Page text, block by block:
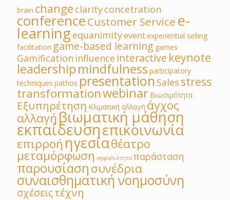
brain change clarityconcetration
conferenceCustomer Service e-
learning equanimityeventexperiential selling
facilitation game-based learning games
Gamification influence interactive keynote
leadershipmindfulness participatory
techniques pathos presentation Sales stress
transformationwebinar Βιωσιμότητα
Εξυπηρέτηση Κλιματική αλλαγή άγχος
αλλαγή βιωματική μάθηση
εκπαίδευσηεπικοινωνία
επιρροή ηγεσίαθέατρο
μεταμόρφωση νηφαλιότητα παράσταση
παρουσίασησυνέδρια
συναισθηματική νοημοσύνη
σχέσειςτέχνη